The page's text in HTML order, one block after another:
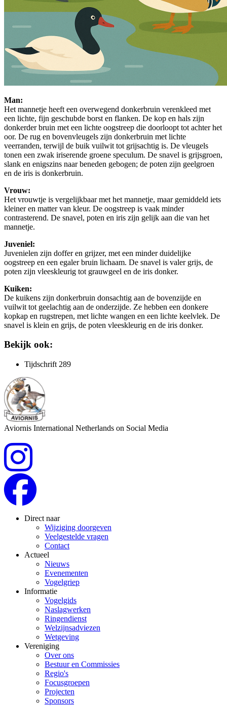
Man:
Het mannetje heeft een overwegend donkerbruin verenkleed met
een lichte, fijn geschubde borst en flanken. De kop en hals zijn
donkerder bruin met een lichte oogstreep die doorloopt tot achter het
oor. De rug en bovenvleugels zijn donkerbruin met lichte
veerranden, terwijl de buik vuilwit tot grijsachtig is. De vleugels
tonen een zwak iriserende groene speculum. De snavel is grijsgroen,
slank en enigszins naar beneden gebogen; de poten zijn geelgroen
en de iris is donkerbruin.
Vrouw:
Het vrouwtje is vergelijkbaar met het mannetje, maar gemiddeld iets
kleiner en matter van kleur. De oogstreep is vaak minder
contrasterend. De snavel, poten en iris zijn gelijk aan die van het
mannetje.
Juveniel:
Juvenielen zijn doffer en grijzer, met een minder duidelijke
oogstreep en een egaler bruin lichaam. De snavel is valer grijs, de
poten zijn vleeskleurig tot grauwgeel en de iris donker.
Kuiken:
De kuikens zijn donkerbruin donsachtig aan de bovenzijde en
vuilwit tot geelachtig aan de onderzijde. Ze hebben een donkere
kopkap en rugstrepen, met lichte wangen en een lichte keelvlek. De
snavel is klein en grijs, de poten vleeskleurig en de iris donker.
Bekijk ook:
Tijdschrift 289
Aviornis International Netherlands on Social Media
Direct naar
Wijziging doorgeven
Veelgestelde vragen
Contact
Actueel
Nieuws
Evenementen
Vogelgriep
Informatie
Vogelgids
Naslagwerken
Ringendienst
Welzijnsadviezen
Wetgeving
Vereniging
Over ons
Bestuur en Commissies
Regio's
Focusgroepen
Projecten
Sponsors